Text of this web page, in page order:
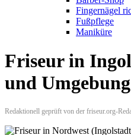
Fingernägel
Fußpflege
Maniküre
Friseur in
und Umgebung
Redaktionell geprüft von der friseur.org-